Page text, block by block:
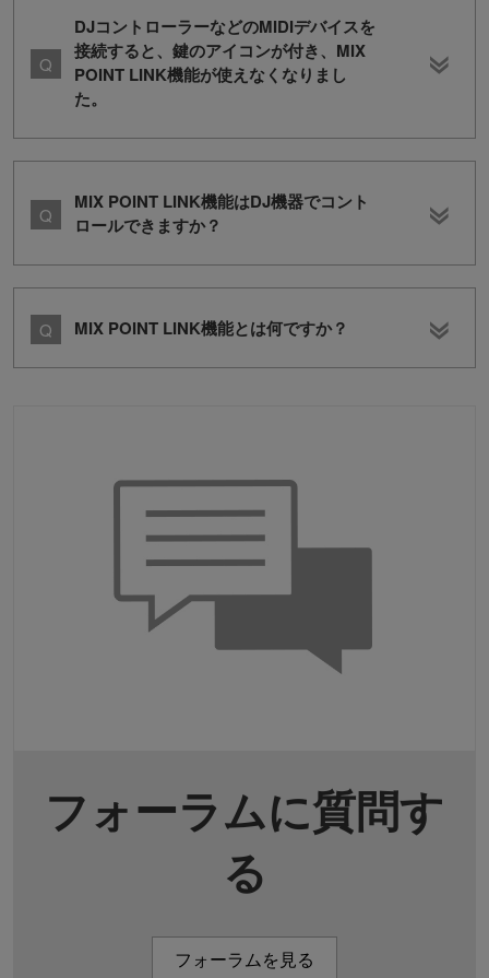
DJコントローラーなどのMIDIデバイスを
接続すると、鍵のアイコンが付き、MIX
POINT LINK機能が使えなくなりまし
た。
MIX POINT LINK機能はDJ機器でコント
ロールできますか？
MIX POINT LINK機能とは何ですか？
フォーラムに質問す
る
フォーラムを見る